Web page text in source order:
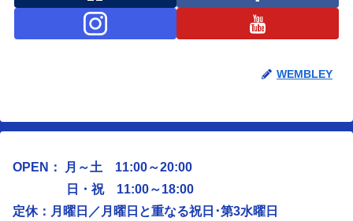
WEMBLEY
OPEN： 月～土 11:00～20:00
日・祝 11:00～18:00
定休：月曜日／ 月曜日と重なる祝日･第3水曜日